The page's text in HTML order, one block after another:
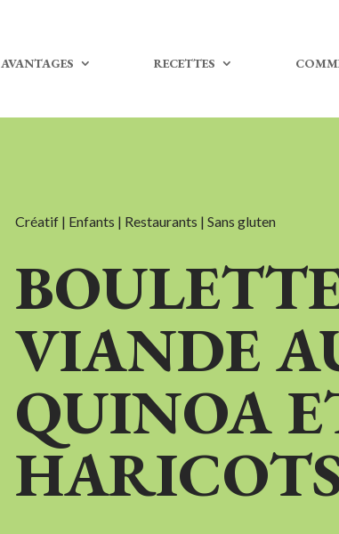
AVANTAGES RECETTES
Créatif | Enfants | Restaurants | Sans gluten
VIANDE
QUINOA